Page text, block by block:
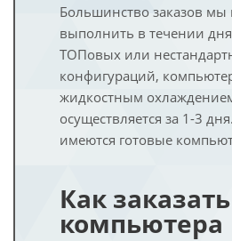
Большинство заказов мы
выполнить в течении
ТОПовых или
конфигураций,
жидкостным
осуществляется за 1-3
имеются готовые
Как
компьютера